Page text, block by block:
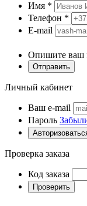
Имя *
Телефон *
E-mail
Опишите ваш
Отправить
Личный кабинет
Ваш e-mail
Пароль
Проверка заказа
Код заказа
Проверить